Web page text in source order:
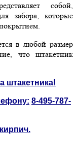
собой,
забора, которые
в любой размер
что штакетник
штакетника!
8-495-787-